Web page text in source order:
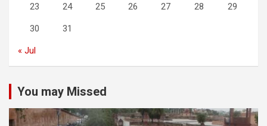
23 24 25 26 27 28 29
30 31
« Jul
You may Missed